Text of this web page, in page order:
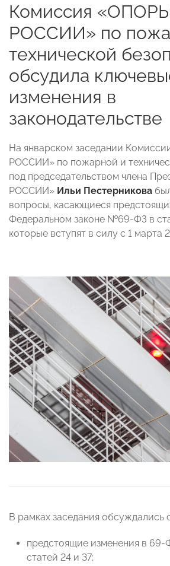
Комиссия
РОССИИ» по
технической
обсудила
изменения в
законодательстве
На январском заседании
РОССИИ» по пожарной и
под председательством члена
РОССИИ» Ильи Пестерникова
вопросы, касающиеся
Федеральном законе №69-ФЗ в
которые вступят в силу с 1 марта
В рамках заседания обсуждались
предстоящие изменения в
статей 24 и 37;